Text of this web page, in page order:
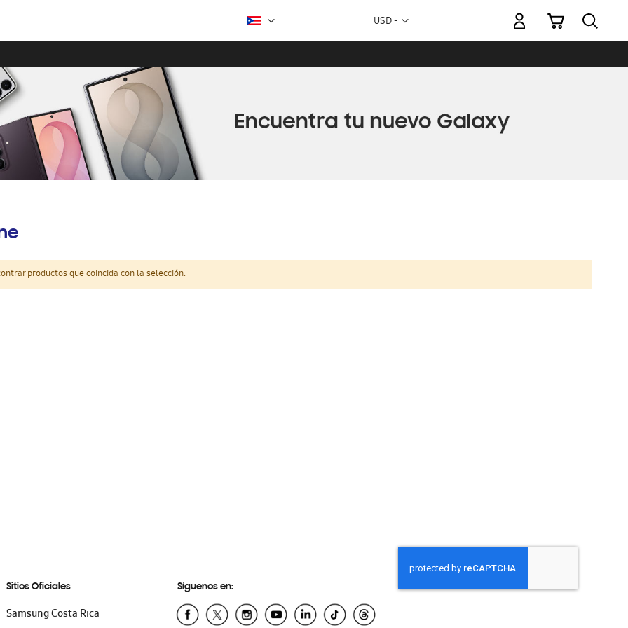
Moneda
USD -
Mi carrito
productos que coincida con la selección.
Sitios Oficiales
Samsung Costa Rica
Síguenos en: